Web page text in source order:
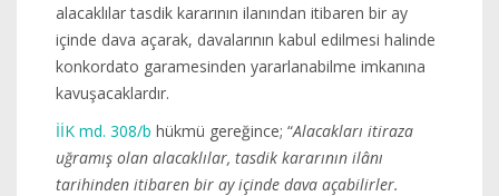
alacaklılar tasdik kararının ilanından itibaren bir ay
içinde dava açarak, davalarının kabul edilmesi halinde
konkordato garamesinden yararlanabilme imkanına
kavuşacaklardır.
İİK md. 308/b hükmü gereğince; “Alacakları itiraza
uğramış olan alacaklılar, tasdik kararının ilânı
tarihinden itibaren bir ay içinde dava açabilirler.